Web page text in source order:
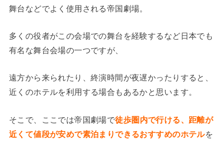
舞台などでよく使用される帝国劇場。
多くの役者がこの会場での舞台を経験するなど日本でも
有名な舞台会場の一つですが、
遠方から来られたり、終演時間が夜遅かったりすると、
近くのホテルを利用する場合もあるかと思います。
そこで、ここでは帝国劇場で徒歩圏内で行ける、距離が
近くて値段が安めで素泊まりできるおすすめのホテルを